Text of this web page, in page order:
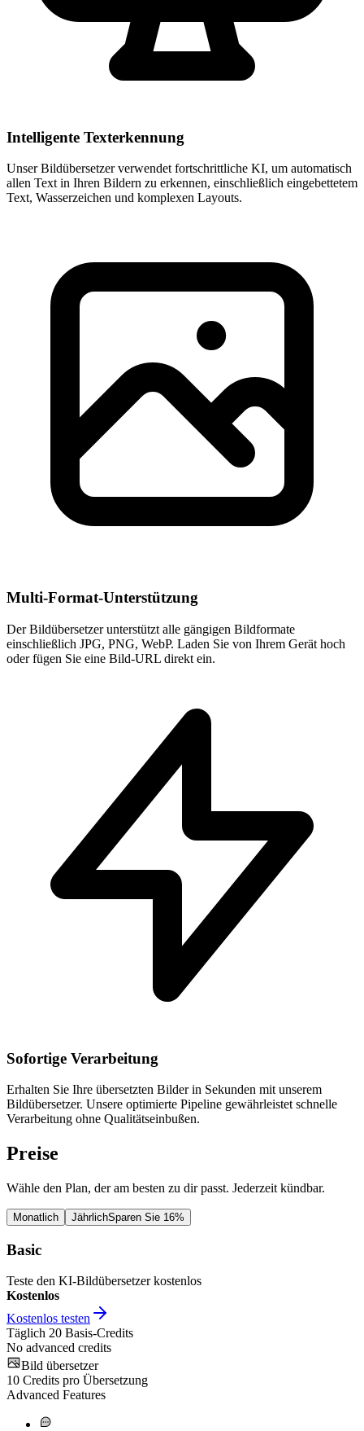
Intelligente Texterkennung
Unser Bildübersetzer verwendet fortschrittliche KI, um automatisch
allen Text in Ihren Bildern zu erkennen, einschließlich eingebettetem
Text, Wasserzeichen und komplexen Layouts.
Multi-Format-Unterstützung
Der Bildübersetzer unterstützt alle gängigen Bildformate
einschließlich JPG, PNG, WebP. Laden Sie von Ihrem Gerät hoch
oder fügen Sie eine Bild-URL direkt ein.
Sofortige Verarbeitung
Erhalten Sie Ihre übersetzten Bilder in Sekunden mit unserem
Bildübersetzer. Unsere optimierte Pipeline gewährleistet schnelle
Verarbeitung ohne Qualitätseinbußen.
Preise
Wähle den Plan, der am besten zu dir passt. Jederzeit kündbar.
Monatlich JährlichSparen Sie 16%
Basic
Teste den KI-Bildübersetzer kostenlos
Kostenlos
Kostenlos testen
Täglich 20 Basis-Credits
No advanced credits
Bild übersetzer
10 Credits pro Übersetzung
Advanced Features